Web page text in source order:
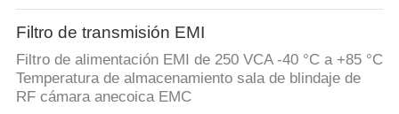
POLÍTICA
DE
Filtro de transmisión EMI
Filtro de alimentación EMI de 250 VCA -40 °C a +85 °C
Temperatura de almacenamiento sala de blindaje de
RF cámara anecoica EMC